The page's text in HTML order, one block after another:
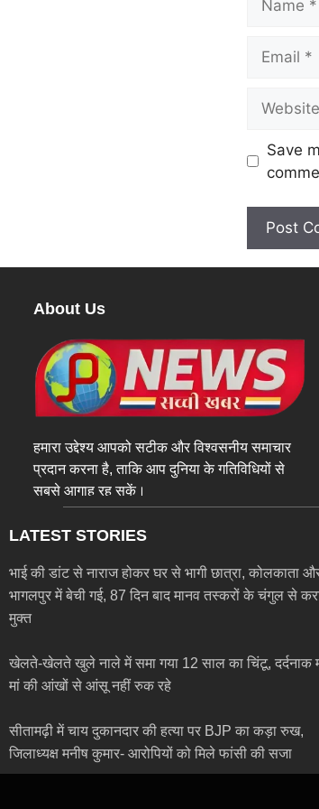
Save
About Us
हमारा उद्देश्य आपको सटीक और विश्वसनीय समाचार
प्रदान करना है, ताकि आप दुनिया के गतिविधियों से
सबसे आगाह रह सकें।
LATEST STORIES
भाई की डांट से नाराज होकर घर से भागी छात्रा, कोलकाता
भागलपुर में बेची गई, 87 दिन बाद मानव तस्करों के चंगुल से
मुक्त
खेलते-खेलते खुले नाले में समा गया 12 साल का चिंटू, दर्दनाक
मां की आंखों से आंसू नहीं रुक रहे
सीतामढ़ी में चाय दुकानदार की हत्या पर BJP का कड़ा रुख,
जिलाध्यक्ष मनीष कुमार- आरोपियों को मिले फांसी की सजा